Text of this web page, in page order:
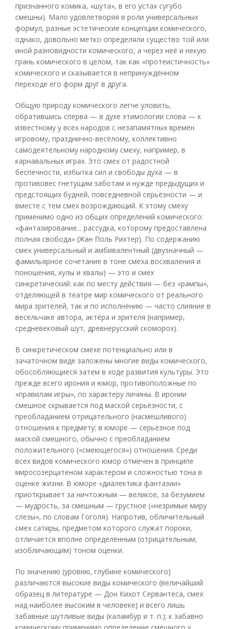
признанного комика, «шута», в его устах сугубо
смешны). Мало удовлетворяя в роли универсальных
формул, разные эстетические концепции комического,
однако, довольно метко определяли существо той или
иной разновидности комического, а через неё и некую
грань комического в целом, так как «протеистичность»
комического и сказывается в непринуждённом
переходе его форм друг в друга.
Общую природу комического легче уловить,
обратившись сперва — в духе этимологии слова — к
известному у всех народов с незапамятных времён
игровому, празднично-весёлому, коллективно
самодеятельному народному смеху, например, в
карнавальных играх. Это смех от радостной
беспечности, избытка сил и свободы духа — в
противовес гнетущим заботам и нужде предыдущих и
предстоящих будней, повседневной серьёзности — и
вместе с тем смех возрождающий. К этому смеху
применимо одно из общих определений комического:
«фантазирование... рассудка, которому предоставлена
полная свобода» (Жан Поль Рихтер). По содержанию
смех универсальный и амбивалентный (двузначный —
фамильярное сочетание в тоне смеха восхваления и
поношения, хулы и хвалы) — это и смех
синкретический: как по месту действия — без «рампы»,
отделяющей в театре мир комического от реального
мира зрителей, так и по исполнению — часто слияние в
весельчаке автора, актёра и зрителя (например,
средневековый шут, древнерусский скоморох).
В синкретическом смехе потенциально или в
зачаточном виде заложены многие виды комического,
обособляющиеся затем в ходе развития культуры. Это
прежде всего ирония и юмор, противоположные по
«правилам игры», по характеру личины. В иронии
смешное скрывается под маской серьёзности, с
преобладанием отрицательного (насмешливого)
отношения к предмету; в юморе — серьёзное под
маской смешного, обычно с преобладанием
положительного («смеющегося») отношения. Среди
всех видов комического юмор отмечен в принципе
миросозерцатеном характером и сложностью тона в
оценке жизни. В юморе «диалектика фантазии»
приоткрывает за ничтожным — великое, за безумием
— мудрость, за смешным — грустное («незримые миру
слезы», по словам Гоголя). Напротив, обличительный
смех сатиры, предметом которого служат пороки,
отличается вполне определённым (отрицательным,
изобличающим) тоном оценки.
По значению (уровню, глубине комического)
различаются высокие виды комического (величайший
образец в литературе — Дон Кихот Сервантеса, смех
над наиболее высоким в человеке) и всего лишь
забавные шутливые виды (каламбур и т. п.); к забавно
комическому применимо определение смешного у